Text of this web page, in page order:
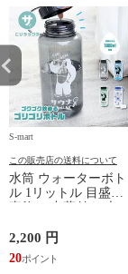
S-mart
この販売店の送料について
水筒 ウォーターボト
ル 1リットル 目盛り
マイボトル 動物 ア
ニマル ゴリラ ごリ
ラックス ゴリゴリボ
2,200 円
20